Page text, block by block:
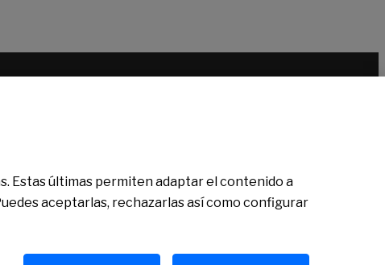
Política de cookies
Estas últimas permiten adaptar el contenido a
aceptarlas, rechazarlas así como configurar